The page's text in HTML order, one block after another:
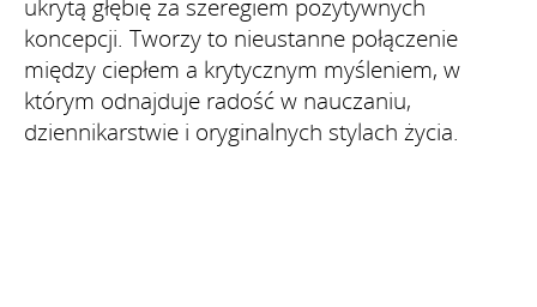
ukrytą głębię za szeregiem pozytywnych
koncepcji. Tworzy to nieustanne połączenie
między ciepłem a krytycznym myśleniem, w
którym odnajduje radość w nauczaniu,
dziennikarstwie i oryginalnych stylach życia.